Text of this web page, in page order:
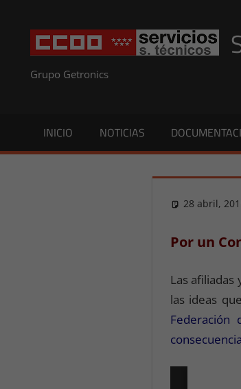
contenido
Grupo Getronics
INICIO NOTICIAS
28 abril,
Por un
Las afiliadas
las ideas